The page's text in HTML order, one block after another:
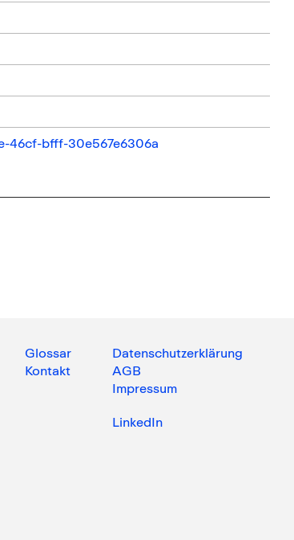
46cf-bfff-30e567e6306a
Glossar
Kontakt
Datenschutzerklärung
AGB
Impressum
LinkedIn